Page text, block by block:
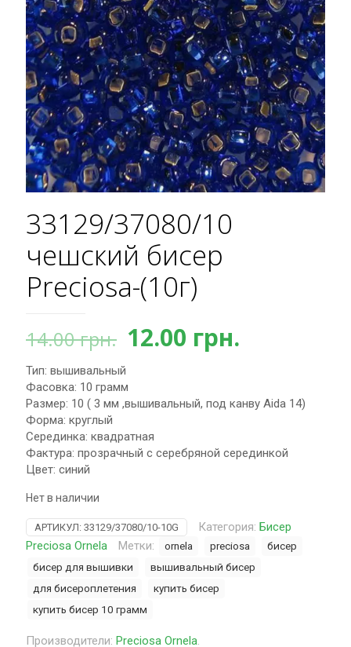
33129/37080/10
чешский бисер
Preciosa-(10г)
14.00грн. Первоначальная
составляла
14.00 грн..
12.00 грн.
Тип: вышивальный
Фасовка: 10 грамм
Размер: 10 ( 3 мм ,вышивальный, под канву Aida 14)
Форма: круглый
Серединка: квадратная
Фактура: прозрачный с серебряной серединкой
Цвет: синий
Нет в наличии
АРТИКУЛ: 33129/37080/10-10G Категория: Бисер
Preciosa Ornela
Метки: ornela preciosa
бисер
бисер для вышивки
вышивальный бисер
для бисероплетения
купить бисер
купить бисер 10 грамм
Производители: Preciosa Ornela.